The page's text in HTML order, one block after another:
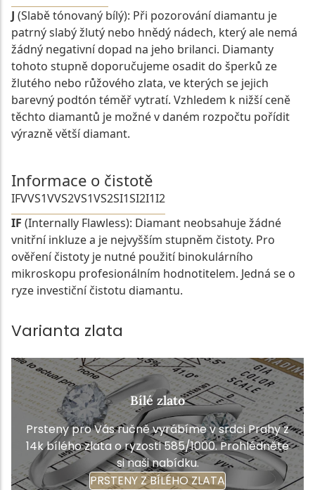
J (Slabě tónovaný bílý): Při pozorování diamantu je
patrný slabý žlutý nebo hnědý nádech, který ale nemá
žádný negativní dopad na jeho brilanci. Diamanty
tohoto stupně doporučujeme osadit do šperků ze
žlutého nebo růžového zlata, ve kterých se jejich
barevný podtón téměř vytratí. Vzhledem k nižší ceně
těchto diamantů je možné v daném rozpočtu pořídit
výrazně větší diamant.
Informace o čistotě
IFVVS1VVS2VS1VS2SI1SI2I1I2
IF (Internally Flawless): Diamant neobsahuje žádné
vnitřní inkluze a je nejvyšším stupněm čistoty. Pro
ověření čistoty je nutné použití binokulárního
mikroskopu profesionálním hodnotitelem. Jedná se o
ryze investiční čistotu diamantu.
Varianta zlata
Bílé zlato
Prsteny pro Vás ručně vyrábíme v srdci Prahy z
14k bílého zlata o ryzosti 585/1000. Prohlédněte
si naši nabídku.
PRSTENY Z BÍLÉHO ZLATA